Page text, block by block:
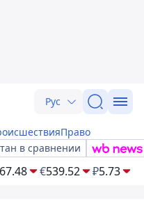
Рус
Право
в сравнении
€539.52 ₽5.73